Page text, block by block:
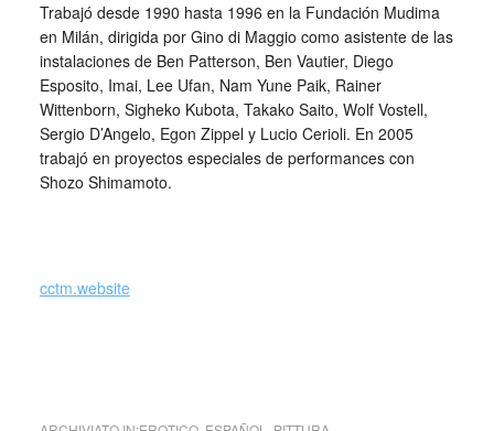
Trabajó desde 1990 hasta 1996 en la Fundación Mudima
en Milán, dirigida por Gino di Maggio como asistente de las
instalaciones de Ben Patterson, Ben Vautier, Diego
Esposito, Imai, Lee Ufan, Nam Yune Paik, Rainer
Wittenborn, Sigheko Kubota, Takako Saito, Wolf Vostell,
Sergio D’Angelo, Egon Zippel y Lucio Cerioli. En 2005
trabajó en proyectos especiales de performances con
Shozo Shimamoto.
cctm.website